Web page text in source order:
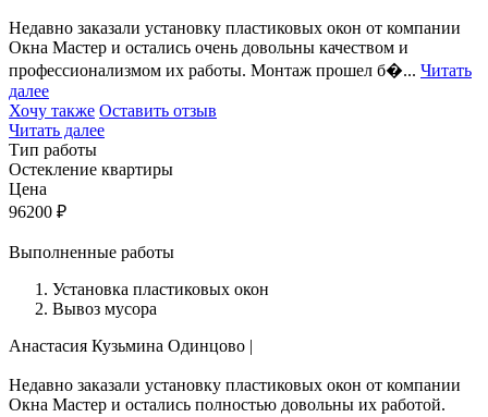
Недавно заказали установку пластиковых окон от компании
Окна Мастер и остались очень довольны качеством и
профессионализмом их работы. Монтаж прошел б�... Читать
далее
Хочу также Оставить отзыв
Читать далее
Тип работы
Остекление квартиры
Цена
96200 ₽
Выполненные работы
Установка пластиковых окон
Вывоз мусора
Анастасия Кузьмина Одинцово |
Недавно заказали установку пластиковых окон от компании
Окна Мастер и остались полностью довольны их работой.